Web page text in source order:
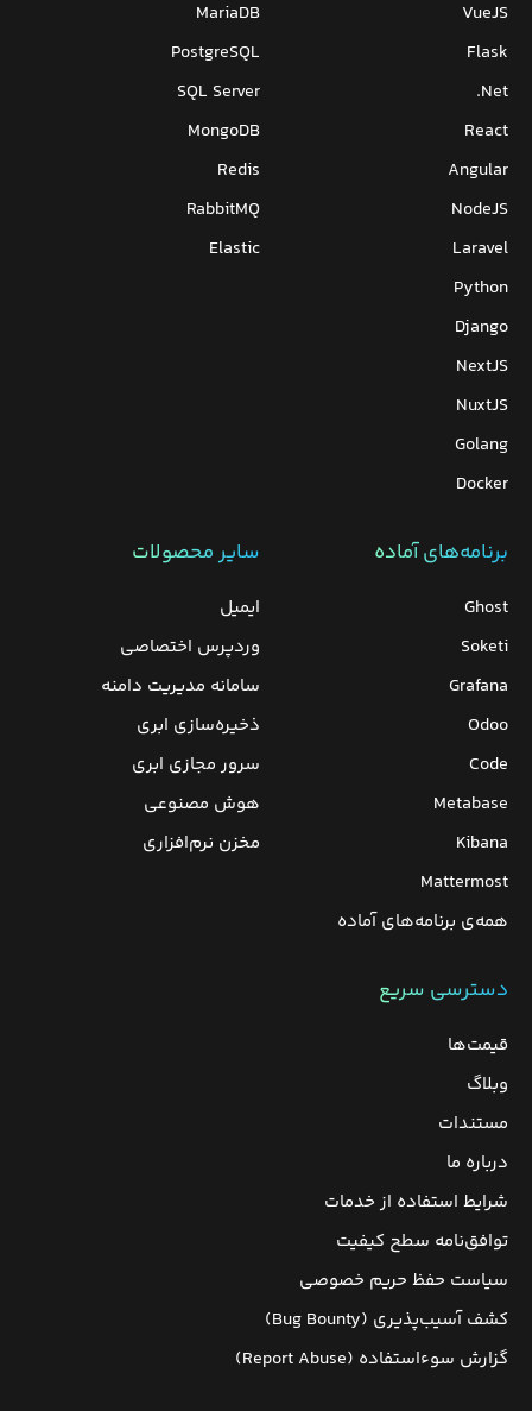
VueJS
Flask
Net.
React
Angular
NodeJS
Laravel
Python
Django
NextJS
NuxtJS
Golang
Docker
MariaDB
PostgreSQL
SQL Server
MongoDB
Redis
RabbitMQ
Elastic
برنامه‌های‌ آماده
Ghost
Soketi
Grafana
Odoo
Code
Metabase
Kibana
Mattermost
همه‌ی برنامه‌های آماده
سایر محصولات
ایمیل
وردپرس‌ اختصاصی
سامانه مدیریت دامنه
ذخیره‌سازی ابری
سرور مجازی ابری
هوش مصنوعی
مخزن نرم‌افزاری
دسترسی سریع
قیمت‌ها
وبلاگ
مستندات
درباره ما
شرایط استفاده از خدمات
توافق‌نامه سطح کیفیت
سیاست حفظ حریم خصوصی
کشف آسیب‌پذیری (Bug Bounty)
گزارش سوءاستفاده (Report Abuse)